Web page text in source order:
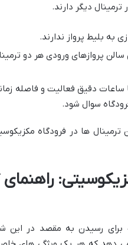
دیگر دارند.
به بلیط پرواز ندارند.
پروازهای ورودی هر دو
ساعات دقیق فعالیت و فاصله
سوال شود.
ها در فرودگاه
راهنمای
برای رسیدن به مقصد در این